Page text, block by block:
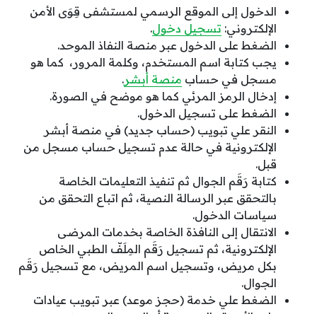
الدخول إلى الموقع الرسمي لمستشفى قِوَى الأمن
الإلكتروني: تسجيل دخول.
الضغط على الدخول عبر منصة النفاذ الموحد.
يجب كتابة اسم المستخدم، وكلمة المرور، كما هو
مسجل في حساب منصة أبشر.
إدخال الرمز المرئي كما هو موضح في الصورة.
الضغط على تسجيل الدخول.
النقر علي تبويب (حساب جديد) في منصة أبشر
الإلكترونية في حالة عدم تسجيل حساب مسجل من
قبل.
كتابة رَقَم الجوال ثم تنفيذ التعليمات الخاصة
بالتحقق عبر الرسالة النصية، ثم اتباع التحقق من
سياسات الدخول.
الانتقال إلى النافذة الخاصة بخدمات المرضى
الإلكترونية، ثم تسجيل رَقَم المِلَفّ الطبي الخاص
بكل مريض، وتسجيل اسم المريض، مع تسجيل رَقَم
الجوال.
الضغط علي خدمة (حجز موعد) عبر تبويب عيادات